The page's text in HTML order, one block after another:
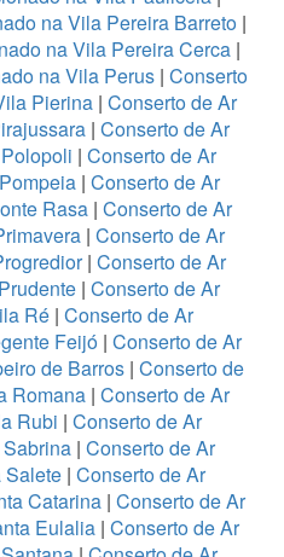
na Vila Pereira Barreto|
na Vila Pereira Cerca |
na Vila Perus | Conserto
Pierina | Conserto de Ar
| Conserto de Ar
| Conserto de Ar
| Conserto de Ar
Rasa| Conserto de Ar
| Conserto de Ar
| Conserto de Ar
| Conserto de Ar
Ré | Conserto de Ar
Feijó | Conserto de Ar
de Barros | Conserto de
Romana | Conserto de Ar
Rubi | Conserto de Ar
| Conserto de Ar
Salete | Conserto de Ar
Catarina | Conserto de Ar
Eulalia| Conserto de Ar